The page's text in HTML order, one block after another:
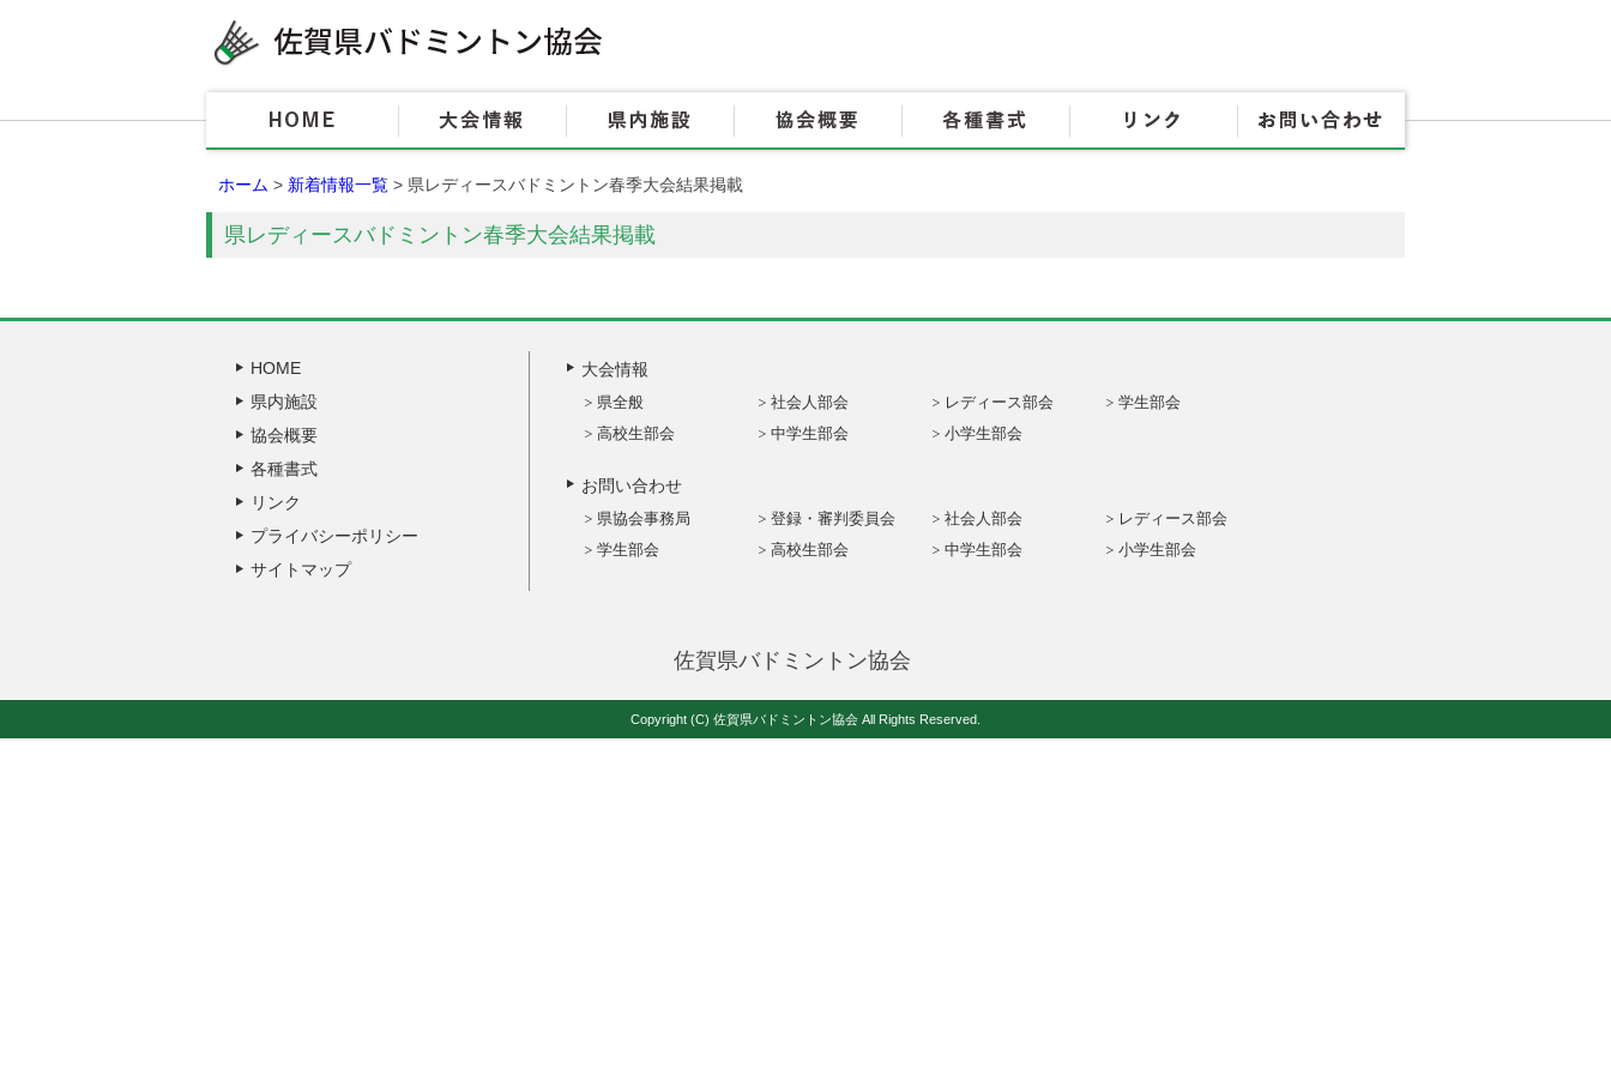
HOME 大会情報 県内施設 協会概要 各種書式
ホーム > 新着情報一覧 > 県レディースバドミントン春季大会結果掲載
県レディースバドミントン春季大会結果掲載
HOME
県内施設
協会概要
各種書式
リンク
プライバシーポリシー
サイトマップ
大会情報
県全般 社会人部会 レディース部会
学生部会
高校生部会
中学生部会 小学生部会
お問い合わせ
県協会事務局 登録・審判委員会 社会人部会
レディース部会
学生部会
高校生部会 中学生部会 小学生部会
佐賀県バドミントン協会
Copyright (C) 佐賀県バドミントン協会 All Rights Reserved.